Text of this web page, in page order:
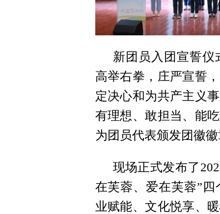
新团员入团宣誓
高举右拳，庄严宣誓
定决心和为共产主义
有理想、敢担当、能
为团员代表颁发团徽
现场正式发布了
在芙蓉、爱在芙蓉”
业赋能、文化悦享、